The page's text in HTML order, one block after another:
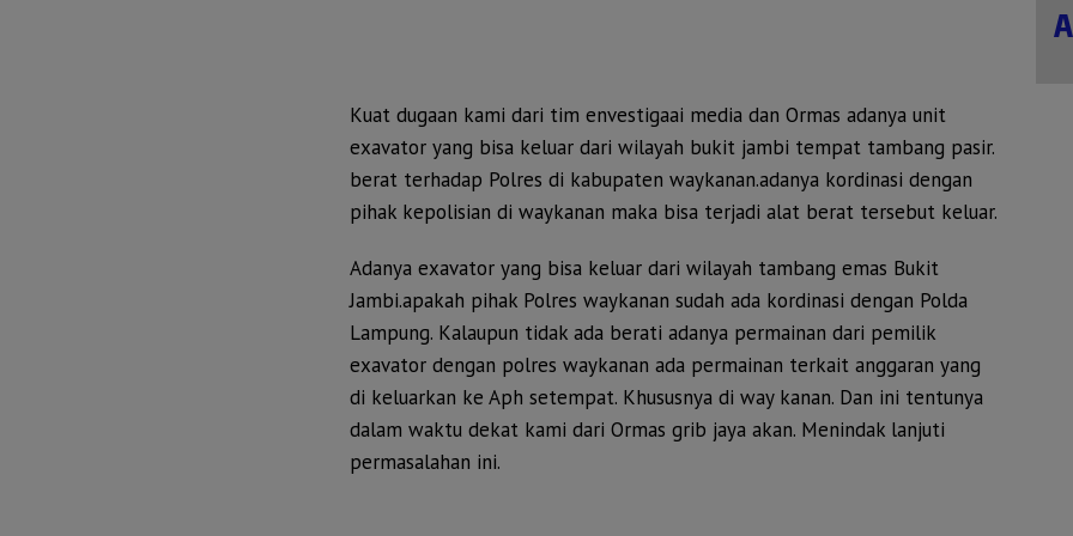
Kuat dugaan kami dari tim envestigaai media dan Ormas adanya unit
exavator yang bisa keluar dari wilayah bukit jambi tempat tambang pasir.
berat terhadap Polres di kabupaten waykanan.adanya kordinasi dengan
pihak kepolisian di waykanan maka bisa terjadi alat berat tersebut keluar.
Adanya exavator yang bisa keluar dari wilayah tambang emas Bukit
Jambi.apakah pihak Polres waykanan sudah ada kordinasi dengan Polda
Lampung. Kalaupun tidak ada berati adanya permainan dari pemilik
exavator dengan polres waykanan ada permainan terkait anggaran yang
di keluarkan ke Aph setempat. Khususnya di way kanan. Dan ini tentunya
dalam waktu dekat kami dari Ormas grib jaya akan. Menindak lanjuti
permasalahan ini.